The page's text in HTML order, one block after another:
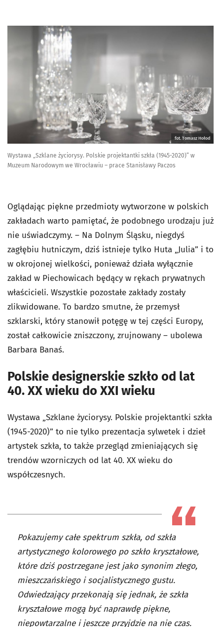
fot. Tomasz Hołod
Wystawa „Szklane życiorysy. Polskie projektantki szkła (1945-2020)” w
Muzeum Narodowym we Wrocławiu – prace Stanisławy Paczos
Oglądając piękne przedmioty wytworzone w polskich
zakładach warto pamiętać, że podobnego urodzaju już
nie uświadczymy. – Na Dolnym Śląsku, niegdyś
zagłębiu hutniczym, dziś istnieje tylko Huta „Julia” i to
w okrojonej wielkości, ponieważ działa wyłącznie
zakład w Piechowicach będący w rękach prywatnych
właścicieli. Wszystkie pozostałe zakłady zostały
zlikwidowane. To bardzo smutne, że przemysł
szklarski, który stanowił potęgę w tej części Europy,
został całkowicie zniszczony, zrujnowany – ubolewa
Barbara Banaś.
Polskie designerskie szkło od lat
40. XX wieku do XXI wieku
Wystawa „Szklane życiorysy. Polskie projektantki szkła
(1945-2020)” to nie tylko prezentacja sylwetek i dzieł
artystek szkła, to także przegląd zmieniających się
trendów wzorniczych od lat 40. XX wieku do
współczesnych.
Pokazujemy całe spektrum szkła, od szkła
artystycznego kolorowego po szkło kryształowe,
które dziś postrzegane jest jako synonim złego,
mieszczańskiego i socjalistycznego gustu.
Odwiedzający przekonają się jednak, że szkła
kryształowe mogą być naprawdę piękne,
niepowtarzalne i jeszcze przyjdzie na nie czas.